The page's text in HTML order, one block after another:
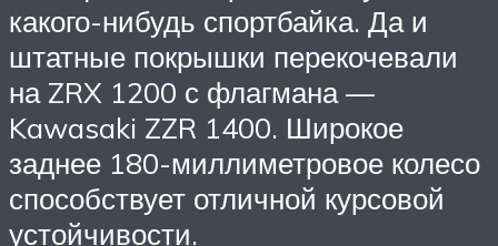
какого-нибудь спортбайка. Да и
штатные покрышки перекочевали
на ZRX 1200 с флагмана —
Kawasaki ZZR 1400. Широкое
заднее 180-миллиметровое колесо
способствует отличной курсовой
устойчивости.